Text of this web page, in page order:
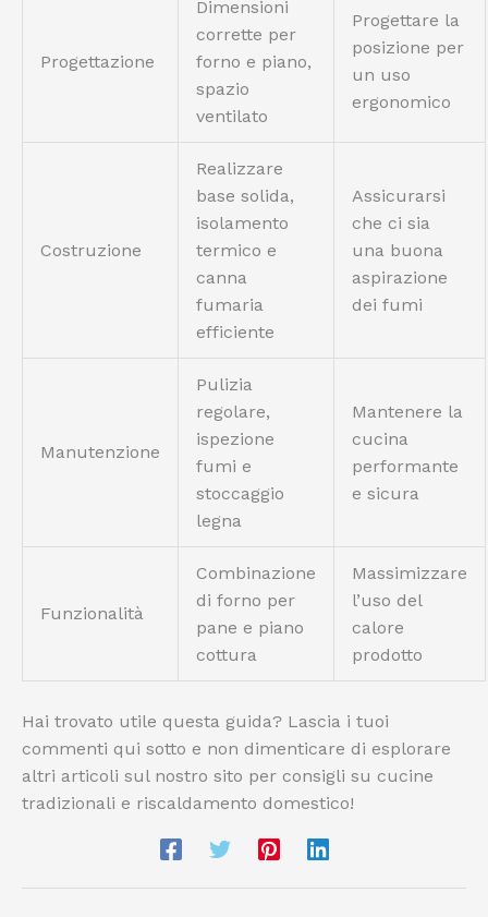
Progettazione
Dimensioni
corrette per
forno e piano,
spazio
ventilato
Progettare la
posizione per
un uso
ergonomico
Costruzione
Realizzare
base solida,
isolamento
termico e
canna
fumaria
efficiente
Assicurarsi
che ci sia
una buona
aspirazione
dei fumi
Manutenzione
Pulizia
regolare,
ispezione
fumi e
stoccaggio
legna
Mantenere la
cucina
performante
e sicura
Funzionalità
Combinazione
di forno per
pane e piano
cottura
Massimizzare
l’uso del
calore
prodotto
Hai trovato utile questa guida? Lascia i tuoi
commenti qui sotto e non dimenticare di esplorare
altri articoli sul nostro sito per consigli su cucine
tradizionali e riscaldamento domestico!